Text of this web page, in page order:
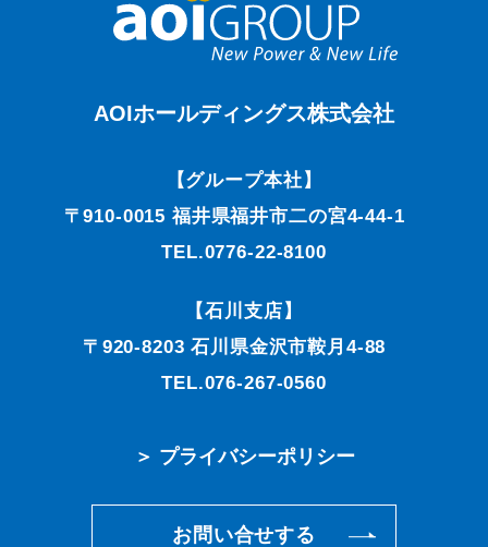
AOIホールディングス株式会社
【グループ本社】
〒910-0015 福井県福井市二の宮4-44-1
TEL.0776-22-8100
【石川支店】
〒920-8203 石川県金沢市鞍月4-88
TEL.076-267-0560
＞ プライバシーポリシー
お問い合せする